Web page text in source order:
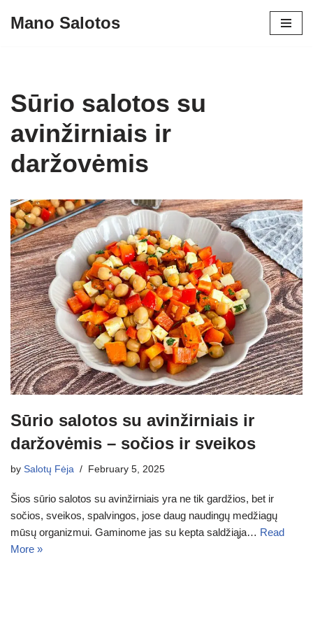
Mano Salotos
Sūrio salotos su
avinžirniais ir
daržovėmis
Sūrio salotos su avinžirniais ir
daržovėmis – sočios ir sveikos
by Salotų Fėja February 5, 2025
Šios sūrio salotos su avinžirniais yra ne tik gardžios, bet ir
sočios, sveikos, spalvingos, jose daug naudingų medžiagų
mūsų organizmui. Gaminome jas su kepta saldžiąja… Read
More »